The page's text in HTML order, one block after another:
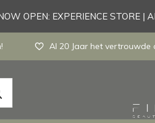
Al 20 Jaar het vertrouwde
OPEN: EXPERIENCE STORE